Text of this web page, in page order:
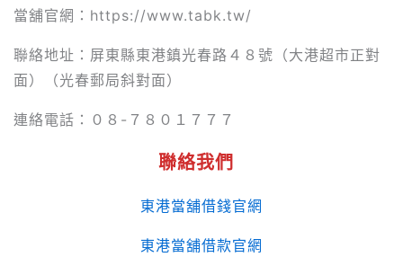
當舖官網：https://www.tabk.tw/
聯絡地址：屏東縣東港鎮光春路４８號（大港超市正對
面）（光春郵局斜對面）
連絡電話：０８-７８０１７７７
聯絡我們
東港當舖借錢官網
東港當舖借款官網